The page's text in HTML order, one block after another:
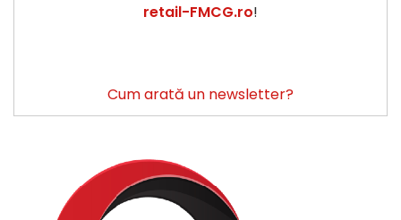
retail-FMCG.ro!
Cum arată un newsletter?